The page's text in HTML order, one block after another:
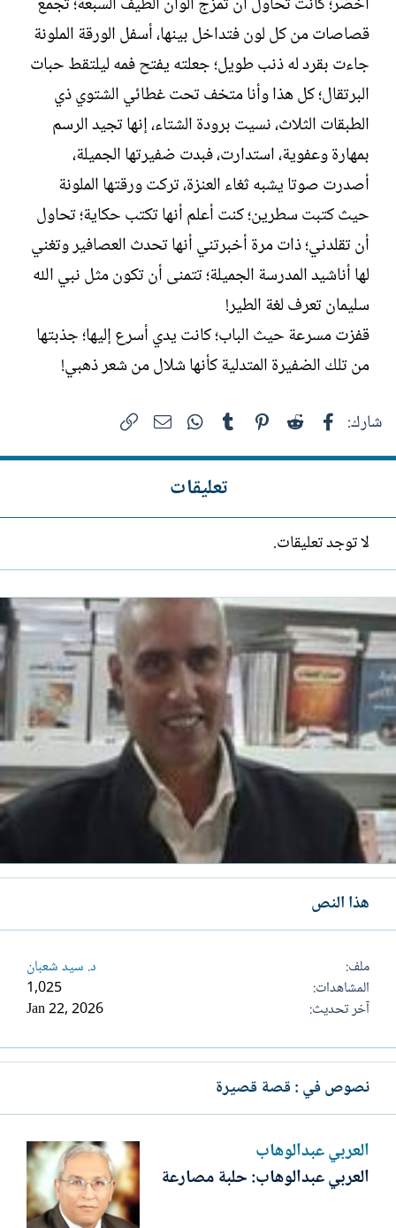
قصاصات من كل لون فتداخل بينها، أسفل الورقة الملونة
جاءت بقرد له ذنب طويل؛ جعلته يفتح فمه ليلتقط حبات
البرتقال؛ كل هذا وأنا متخف تحت غطائي الشتوي ذي
الطبقات الثلاث، نسيت برودة الشتاء، إنها تجيد الرسم
بمهارة وعفوية، استدارت، فبدت ضفيرتها الجميلة،
أصدرت صوتا يشبه ثغاء العنزة، تركت ورقتها الملونة
حيث كتبت سطرين؛ كنت أعلم أنها تكتب حكاية؛ تحاول
أن تقلدني؛ ذات مرة أخبرتني أنها تحدث العصافير وتغني
لها أناشيد المدرسة الجميلة؛ تتمنى أن تكون مثل نبي الله
سليمان تعرف لغة الطير!
قفزت مسرعة حيث الباب؛ كانت يدي أسرع إليها؛ جذبتها
من تلك الضفيرة المتدلية كأنها شلال من شعر ذهبي!
شارك: فيسبوك Reddit
Pinterest
Tumblr
WhatsAppالبريد الإلكتروني
تعليقات
لا توجد تعليقات.
هذا النص
ملف
د. سيد شعبان
المشاهدات
1,025
آخر تحديث
Jan 22, 2026
نصوص في : قصة قصيرة
العربي عبدالوهاب
العربي عبدالوهاب: حلبة مصارعة